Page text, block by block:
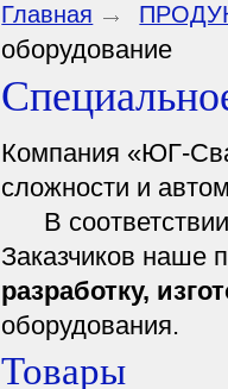
Главная
оборудование
Компания «ЮГ-
сложности и
В соответствии
Заказчиков наше
разработку,
оборудования.
Товары